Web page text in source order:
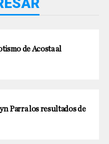
de Acosta al
Parra los resultados de